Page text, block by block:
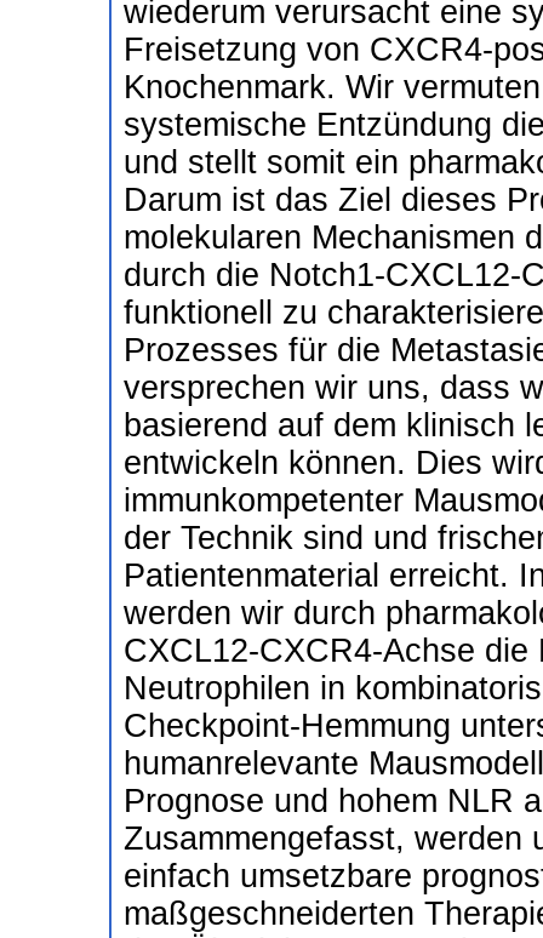
wiederum verursacht eine
Freisetzung von CXCR4-
Knochenmark. Wir
systemische Entzündung
und stellt somit ein
Darum ist das Ziel dieses
molekularen Mechanismen
durch die Notch1-CXCL12-
funktionell zu
Prozesses für die
versprechen wir uns, dass
basierend auf dem klinisch
entwickeln können. Dies
immunkompetenter
der Technik sind und
Patientenmaterial erreicht.
werden wir durch
CXCL12-CXCR4-Achse
Neutrophilen in
Checkpoint-Hemmung
humanrelevante
Prognose und hohem NLR
Zusammengefasst, werden
einfach umsetzbare
maßgeschneiderten